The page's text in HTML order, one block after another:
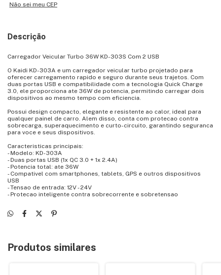
Não sei meu CEP
Descrição
Carregador Veicular Turbo 36W KD-303S Com 2 USB
O Kaidi KD-303A e um carregador veicular turbo projetado para
oferecer carregamento rapido e seguro durante seus trajetos. Com
duas portas USB e compatibilidade com a tecnologia Quick Charge
3.0, ele proporciona ate 36W de potencia, permitindo carregar dois
dispositivos ao mesmo tempo com eficiencia.
Possui design compacto, elegante e resistente ao calor, ideal para
qualquer painel de carro. Alem disso, conta com protecao contra
sobrecarga, superaquecimento e curto-circuito, garantindo seguranca
para voce e seus dispositivos.
Caracteristicas principais:
- Modelo: KD-303A
- Duas portas USB (1x QC 3.0 + 1x 2.4A)
- Potencia total: ate 36W
- Compativel com smartphones, tablets, GPS e outros dispositivos
USB
- Tensao de entrada: 12V - 24V
- Protecao inteligente contra sobrecorrente e sobretensao
Produtos similares